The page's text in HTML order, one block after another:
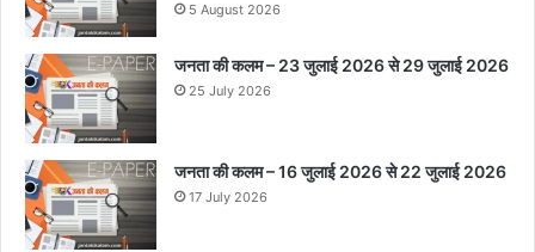
5 August 2026
जनता की कलम – 23 जुलाई 2026 से 29 जुलाई 2026
25 July 2026
जनता की कलम – 16 जुलाई 2026 से 22 जुलाई 2026
17 July 2026